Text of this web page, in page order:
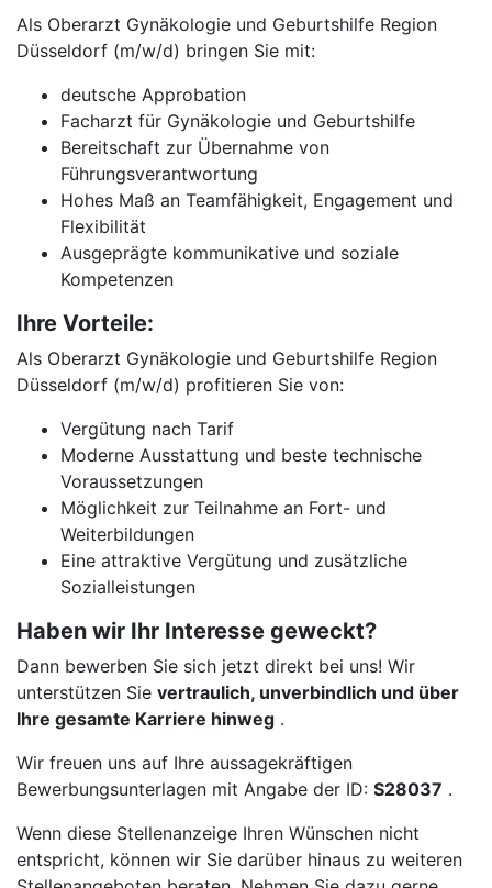
Als Oberarzt Gynäkologie und Geburtshilfe Region
Düsseldorf (m/w/d) bringen Sie mit:
deutsche Approbation
Facharzt für Gynäkologie und Geburtshilfe
Bereitschaft zur Übernahme von
Führungsverantwortung
Hohes Maß an Teamfähigkeit, Engagement und
Flexibilität
Ausgeprägte kommunikative und soziale
Kompetenzen
Ihre Vorteile:
Als Oberarzt Gynäkologie und Geburtshilfe Region
Düsseldorf (m/w/d) profitieren Sie von:
Vergütung nach Tarif
Moderne Ausstattung und beste technische
Voraussetzungen
Möglichkeit zur Teilnahme an Fort- und
Weiterbildungen
Eine attraktive Vergütung und zusätzliche
Sozialleistungen
Haben wir Ihr Interesse geweckt?
Dann bewerben Sie sich jetzt direkt bei uns! Wir
unterstützen Sie vertraulich, unverbindlich und über
Ihre gesamte Karriere hinweg .
Wir freuen uns auf Ihre aussagekräftigen
Bewerbungsunterlagen mit Angabe der ID: S28037 .
Wenn diese Stellenanzeige Ihren Wünschen nicht
entspricht, können wir Sie darüber hinaus zu weiteren